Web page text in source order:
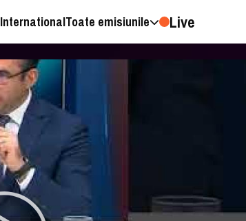
InternationalToate emisiunile Live